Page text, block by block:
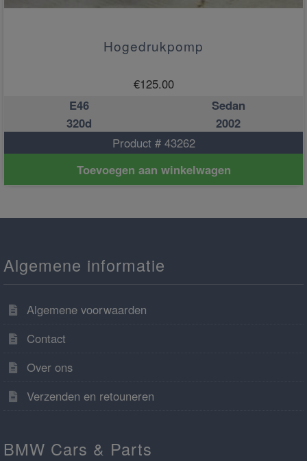
Hogedrukpomp
€125.00
E46
Sedan
320d
2002
Product # 43262
Toevoegen aan winkelwagen
Algemene informatie
Algemene voorwaarden
Contact
Over ons
Verzenden en retouneren
BMW Cars & Parts